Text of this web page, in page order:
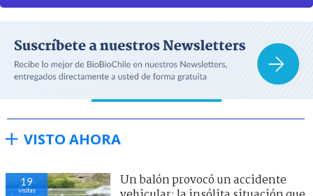
VISTO AHORA
19
visitas
Un balón provocó un accidente